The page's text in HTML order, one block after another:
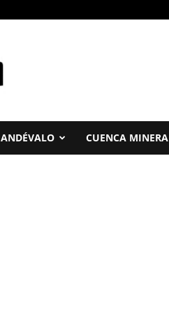
ANDÉVALO CUENCA MINERA